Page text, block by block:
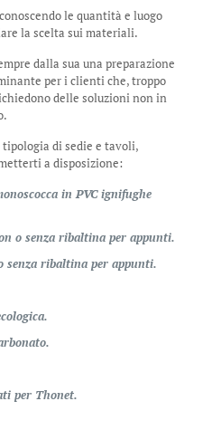
le quantità e luogo
la scelta sui materiali.
dalla sua una preparazione
per i clienti che, troppo
delle soluzioni non in
di sedie e tavoli,
a disposizione:
in PVC ignifughe
o senza ribaltina per appunti.
senza ribaltina per appunti.
per Thonet.